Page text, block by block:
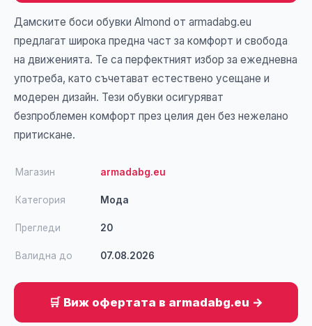
Дамските боси обувки Almond от armadabg.eu
предлагат широка предна част за комфорт и свобода
на движенията. Те са перфектният избор за ежедневна
употреба, като съчетават естествено усещане и
модерен дизайн. Тези обувки осигуряват
безпроблемен комфорт през целия ден без нежелано
притискане.
Магазин armadabg.eu
Категория Мода
Прегледи 20
Валидна до 07.08.2026
🛒 Виж офертата в armadabg.eu →